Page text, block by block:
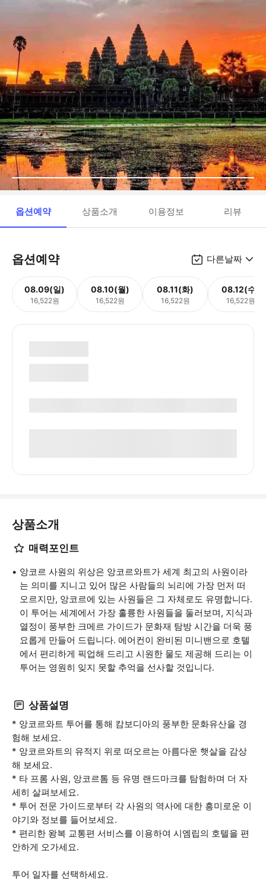
옵션예약 상품소개 이용정보 리뷰
옵션예약 다른날짜
08.09(일)
16,522원
08.10(월)
16,522원
08.11(화)
16,522원
08.12(수)
16,522원
상품소개
매력포인트
앙코르 사원의 위상은 앙코르와트가 세계 최고의 사원이라
는 의미를 지니고 있어 많은 사람들의 뇌리에 가장 먼저 떠
오르지만, 앙코르에 있는 사원들은 그 자체로도 유명합니다.
이 투어는 세계에서 가장 훌륭한 사원들을 둘러보며, 지식과
열정이 풍부한 크메르 가이드가 문화재 탐방 시간을 더욱 풍
요롭게 만들어 드립니다. 에어컨이 완비된 미니밴으로 호텔
에서 편리하게 픽업해 드리고 시원한 물도 제공해 드리는 이
투어는 영원히 잊지 못할 추억을 선사할 것입니다.
상품설명
* 앙코르와트 투어를 통해 캄보디아의 풍부한 문화유산을 경
험해 보세요.
* 앙코르와트의 유적지 위로 떠오르는 아름다운 햇살을 감상
해 보세요.
* 타 프롬 사원, 앙코르톰 등 유명 랜드마크를 탐험하며 더 자
세히 살펴보세요.
* 투어 전문 가이드로부터 각 사원의 역사에 대한 흥미로운 이
야기와 정보를 들어보세요.
* 편리한 왕복 교통편 서비스를 이용하여 시엠립의 호텔을 편
안하게 오가세요.
투어 일자를 선택하세요.